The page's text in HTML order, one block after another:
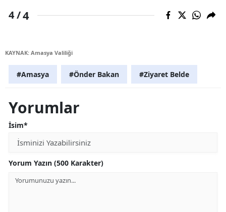
4 /4
KAYNAK: Amasya Valiliği
#Amasya #Önder Bakan #Ziyaret Belde
Yorumlar
İsim*
Yorum Yazın (500 Karakter)